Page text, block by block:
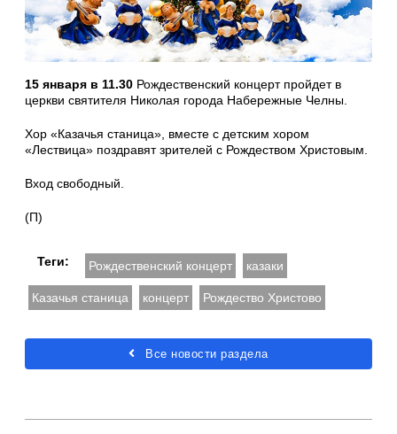
15 января в 11.30 Рождественский концерт пройдет в
церкви святителя Николая города Набережные Челны.
Хор «Казачья станица», вместе с детским хором
«Лествица» поздравят зрителей с Рождеством Христовым.
Вход свободный.
(П)
Теги: Рождественский концерт казаки
Казачья станица концерт Рождество Христово
Все новости раздела